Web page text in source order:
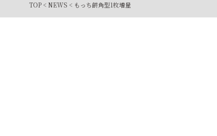
TOP < NEWS < もっち餅角型1枚増量